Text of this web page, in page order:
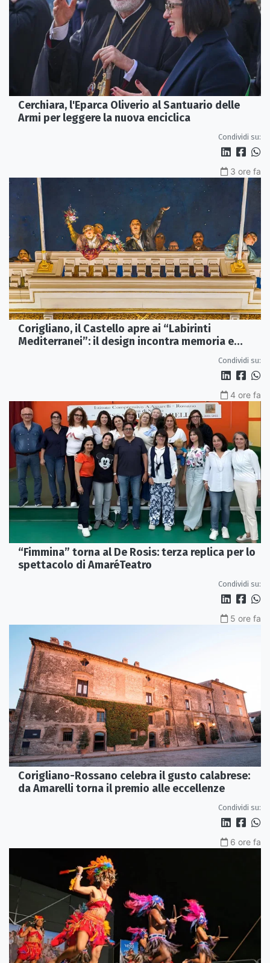
Cerchiara, l'Eparca Oliverio al Santuario delle
Armi per leggere la nuova enciclica
Condividi su:
3 ore fa
Corigliano, il Castello apre ai “Labirinti
Mediterranei”: il design incontra memoria e
Condividi su:
4 ore fa
“Fimmina” torna al De Rosis: terza replica per lo
spettacolo di AmaréTeatro
Condividi su:
5 ore fa
Corigliano-Rossano celebra il gusto calabrese:
da Amarelli torna il premio alle eccellenze
Condividi su:
6 ore fa